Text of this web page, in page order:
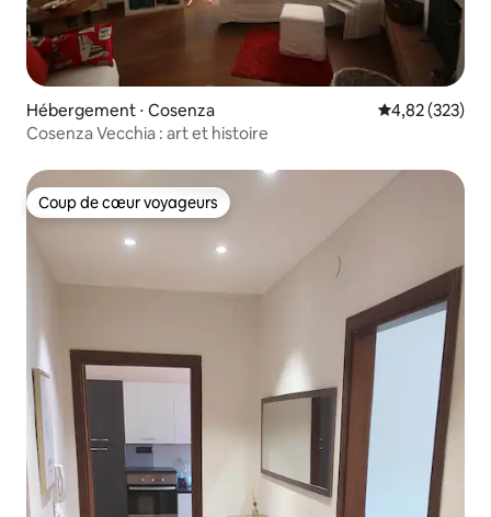
Hébergement ⋅ Cosenza Évaluation
4,82 (323)
Cosenza Vecchia : art et histoire
Coup de cœur voyageurs
Coup de cœur voyageurs